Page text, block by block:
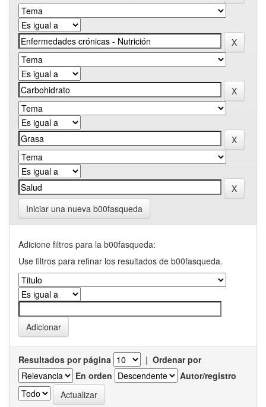
Iniciar una nueva b00fasqueda
Adicione filtros para la b00fasqueda:
Use filtros para refinar los resultados de b00fasqueda.
Resultados por página | Ordenar por
En orden
Autor/registro